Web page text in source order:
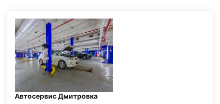
Автосервис Дмитровка